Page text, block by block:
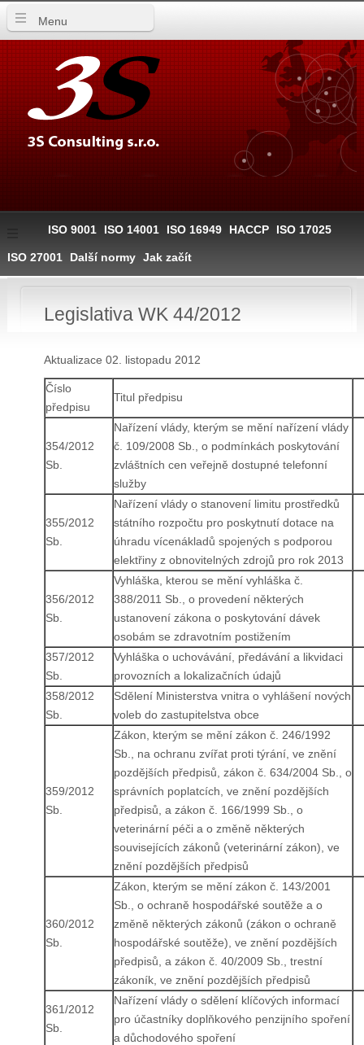
Menu
ISO 9001 ISO 14001 ISO 16949 HACCP ISO 17025
ISO 27001 Další normy Jak začít
Legislativa WK 44/2012
Aktualizace 02. listopadu 2012
Číslo
předpisu
Titul předpisu
354/2012
Sb.
Nařízení vlády, kterým se mění nařízení vlády
č. 109/2008 Sb., o podmínkách poskytování
zvláštních cen veřejně dostupné telefonní
služby
355/2012
Sb.
Nařízení vlády o stanovení limitu prostředků
státního rozpočtu pro poskytnutí dotace na
úhradu vícenákladů spojených s podporou
elektřiny z obnovitelných zdrojů pro rok 2013
356/2012
Sb.
Vyhláška, kterou se mění vyhláška č.
388/2011 Sb., o provedení některých
ustanovení zákona o poskytování dávek
osobám se zdravotním postižením
357/2012
Sb.
Vyhláška o uchovávání, předávání a likvidaci
provozních a lokalizačních údajů
358/2012
Sb.
Sdělení Ministerstva vnitra o vyhlášení nových
voleb do zastupitelstva obce
359/2012
Sb.
Zákon, kterým se mění zákon č. 246/1992
Sb., na ochranu zvířat proti týrání, ve znění
pozdějších předpisů, zákon č. 634/2004 Sb., o
správních poplatcích, ve znění pozdějších
předpisů, a zákon č. 166/1999 Sb., o
veterinární péči a o změně některých
souvisejících zákonů (veterinární zákon), ve
znění pozdějších předpisů
360/2012
Sb.
Zákon, kterým se mění zákon č. 143/2001
Sb., o ochraně hospodářské soutěže a o
změně některých zákonů (zákon o ochraně
hospodářské soutěže), ve znění pozdějších
předpisů, a zákon č. 40/2009 Sb., trestní
zákoník, ve znění pozdějších předpisů
361/2012
Sb.
Nařízení vlády o sdělení klíčových informací
pro účastníky doplňkového penzijního spoření
a důchodového spoření